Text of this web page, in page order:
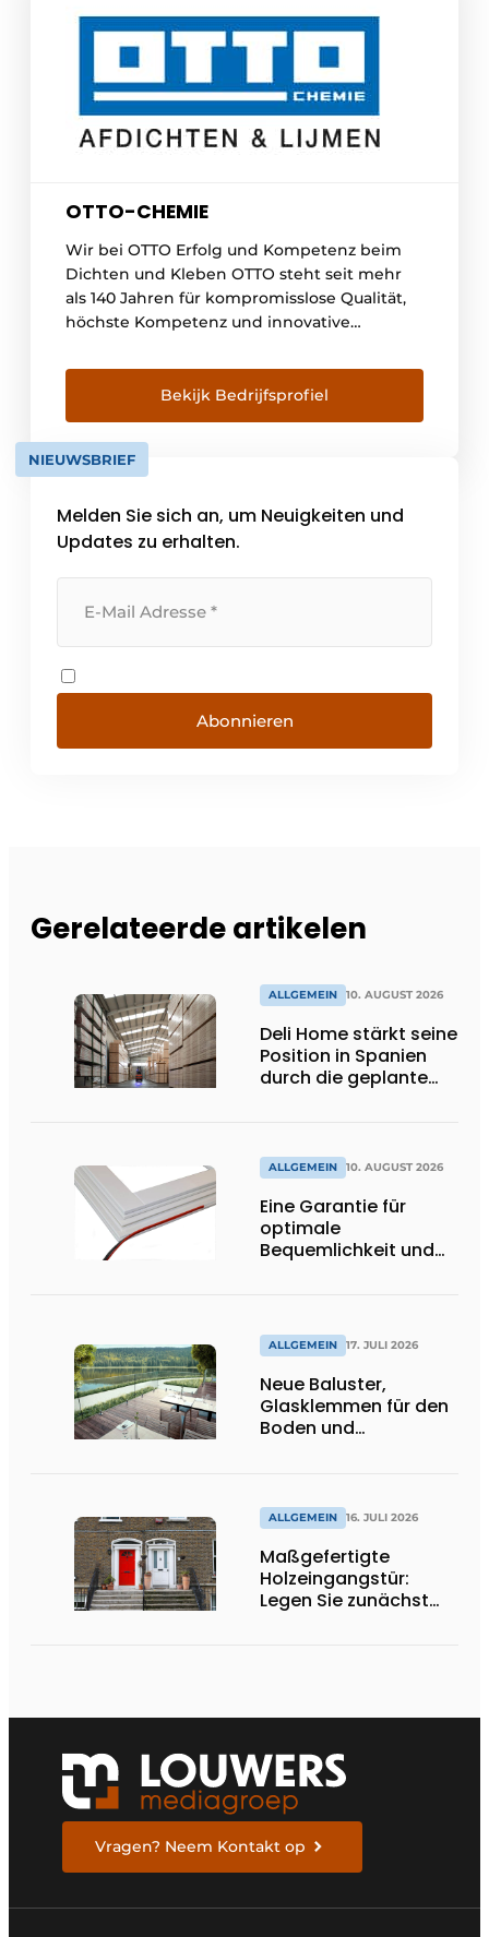
OTTO-CHEMIE
Wir bei OTTO Erfolg und Kompetenz beim
Dichten und Kleben OTTO steht seit mehr
als 140 Jahren für kompromisslose Qualität,
höchste Kompetenz und innovative
Handwerk und Handel - ob Dichten, Kleben,
Formen oder Beschichten. Als führender
Hersteller von Dicht- und Klebstoffen
genießen wir weltweit [...]
Bekijk Bedrijfsprofiel
NIEUWSBRIEF
Melden Sie sich an, um Neuigkeiten und
Updates zu erhalten.
Abonnieren
Gerelateerde artikelen
ALLGEMEIN 10. AUGUST 2026
Deli Home stärkt seine
Position in Spanien
durch die geplante
ALLGEMEIN 10. AUGUST 2026
Eine Garantie für
optimale
Bequemlichkeit und
ALLGEMEIN 17. JULI 2026
Neue Baluster,
Glasklemmen für den
Boden und
ALLGEMEIN 16. JULI 2026
Maßgefertigte
Holzeingangstür:
Legen Sie zunächst
Vragen? Neem Kontakt op